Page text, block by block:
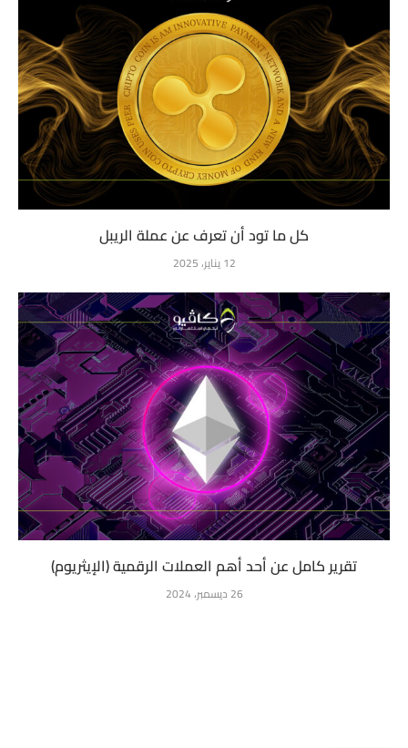
كل ما تود أن تعرف عن عملة الريبل
12 يناير، 2025
تقرير كامل عن أحد أهم العملات الرقمية (الإيثريوم)
26 ديسمبر، 2024